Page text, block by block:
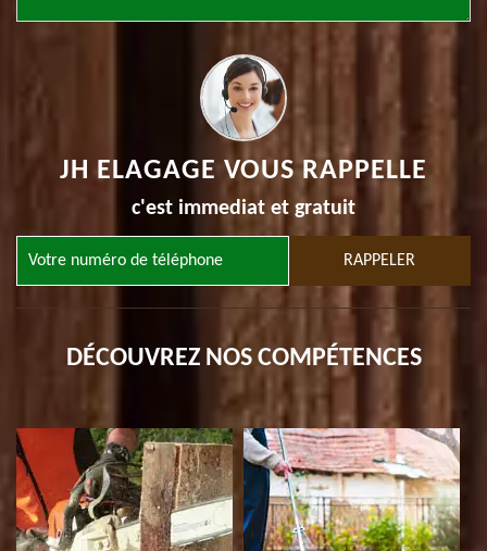
JH ELAGAGE VOUS RAPPELLE
c'est immediat et gratuit
DÉCOUVREZ NOS COMPÉTENCES